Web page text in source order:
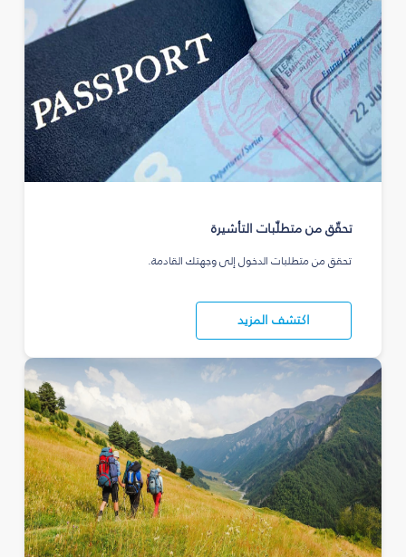
تحقّق من متطلّبات التأشيرة
تحقق من متطلبات الدخول إلى وجهتك القادمة.
اكتشف المزيد